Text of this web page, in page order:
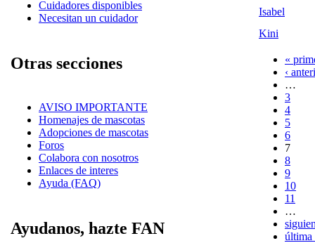
Cuidadores disponibles
Necesitan un cuidador
Otras secciones
AVISO IMPORTANTE
Homenajes de mascotas
Adopciones de mascotas
Foros
Colabora con nosotros
Enlaces de interes
Ayuda (FAQ)
Ayudanos, hazte FAN
Isabel
Kini
«
‹
…
3
4
5
6
7
8
9
10
11
…
última